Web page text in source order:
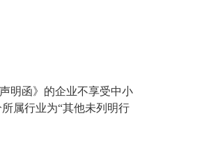
明函》的企业不享受中小
属行业为“其他未列明行